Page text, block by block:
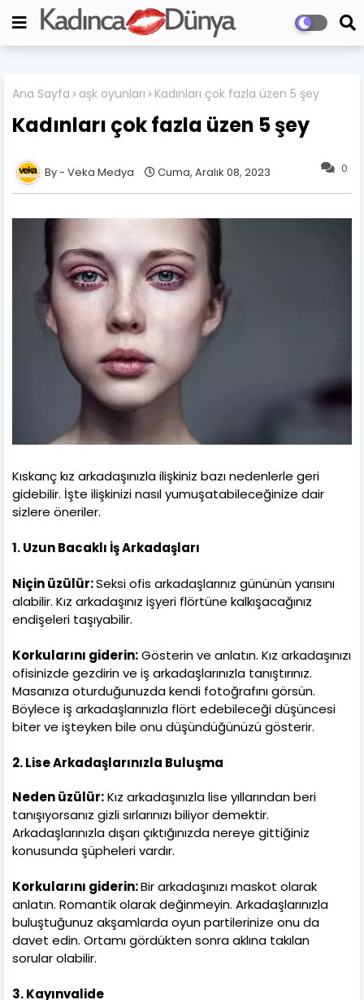
Ana Sayfa aşk oyunları Kadınları çok fazla üzen 5 şey
Kadınları çok fazla üzen 5 şey
0
Veka Medya Cuma, Aralık 08, 2023
Kıskanç kız arkadaşınızla ilişkiniz bazı nedenlerle geri
gidebilir. İşte ilişkinizi nasıl yumuşatabileceğinize dair
sizlere öneriler.
1. Uzun Bacaklı İş Arkadaşları
Niçin üzülür:Seksi ofis arkadaşlarınız gününün yarısını
alabilir. Kız arkadaşınız işyeri flörtüne kalkışacağınız
endişeleri taşıyabilir.
Korkularını giderin:Gösterin ve anlatın. Kız arkadaşınızı
ofisinizde gezdirin ve iş arkadaşlarınızla tanıştırınız.
Masanıza oturduğunuzda kendi fotoğrafını görsün.
Böylece iş arkadaşlarınızla flört edebileceği düşüncesi
biter ve işteyken bile onu düşündüğünüzü gösterir.
2. Lise Arkadaşlarınızla Buluşma
Neden üzülür:Kız arkadaşınızla lise yıllarından beri
tanışıyorsanız gizli sırlarınızı biliyor demektir.
Arkadaşlarınızla dışarı çıktığınızda nereye gittiğiniz
konusunda şüpheleri vardır.
Korkularını giderin:Bir arkadaşınızı maskot olarak
anlatın. Romantik olarak değinmeyin. Arkadaşlarınızla
buluştuğunuz akşamlarda oyun partilerinize onu da
davet edin. Ortamı gördükten sonra aklına takılan
sorular olabilir.
3. Kayınvalide